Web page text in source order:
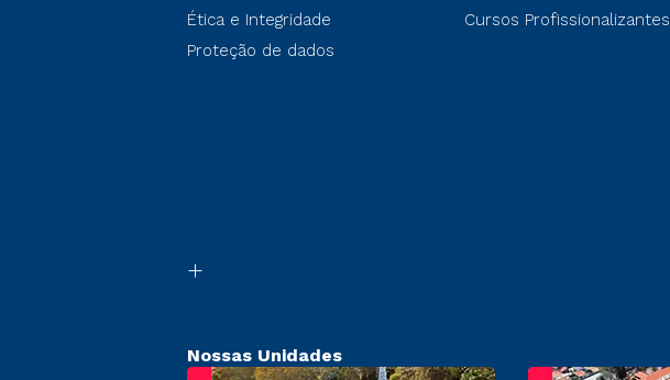
Ética e Integridade
Proteção de dados
Cursos Profissionalizantes
Nossas Unidades